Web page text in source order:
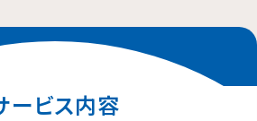
ービス内容